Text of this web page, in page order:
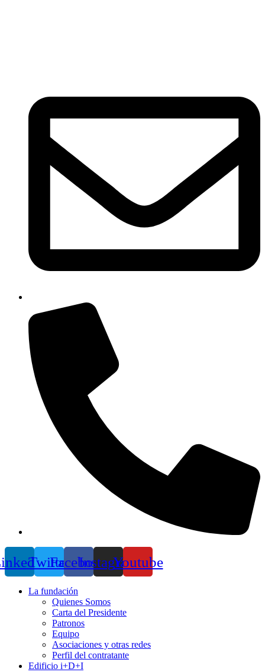
TwitterFacebookInstagramYoutube
La fundación
Quienes Somos
Carta del Presidente
Patronos
Equipo
Asociaciones y otras redes
Perfil del contratante
Edificio i+D+I